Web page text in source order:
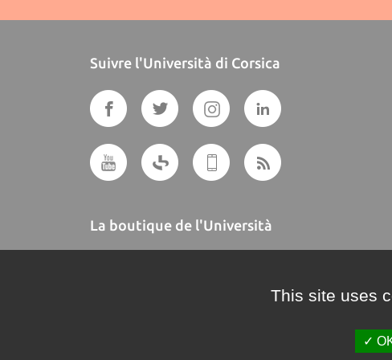
Suivre l'Università di Corsica
La boutique de l'Università
This site uses